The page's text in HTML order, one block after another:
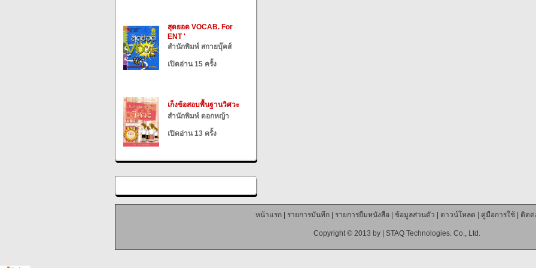
สุดยอด VOCAB. For
ENT '
สำนักพิมพ์ สกายบุ๊คส์
เปิดอ่าน 15 ครั้ง
เก็งข้อสอบพื้นฐานวิศวะ
สำนักพิมพ์ ดอกหญ้า
เปิดอ่าน 13 ครั้ง
หน้าแรก| รายการบันทึก| รายการยืมหนังสือ ข้อมูลส่วนตัว ดาวน์โหลด คู่มือการใช้| ติดต่
Copyright © 2013 by | STAQ Technologies. Co., Ltd.